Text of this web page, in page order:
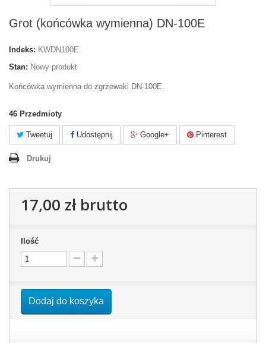
Grot (końcówka wymienna) DN-100E
Indeks: KWDN100E
Stan: Nowy produkt
Końcówka wymienna do zgrzewaki DN-100E.
46 Przedmioty
Tweetuj Udostępnij Google+ Pinterest
Drukuj
17,00 złbrutto
Ilość
Dodaj do koszyka